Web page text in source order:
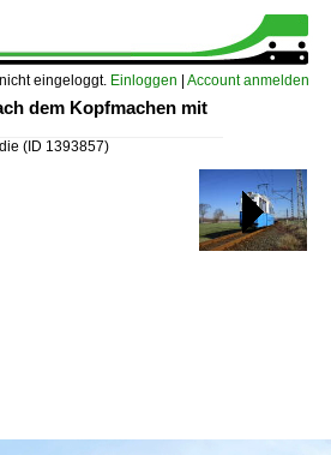
eingeloggt. Einloggen Account anmelden
dem Kopfmachen mit
(ID 1393857)